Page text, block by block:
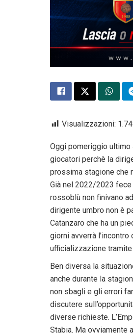
Visualizzazioni:
Oggi pomeriggio ultimo
giocatori perchè la
prossima stagione che
Già nel 2022/2023 fece
rossoblù non finivano
dirigente umbro non è
Catanzaro che ha un
giorni avverrà
ufficializzazione
Ben diversa la
anche durante la
non sbagli e gli errori
discutere
diverse richieste.
Stabia. Ma ovviamente